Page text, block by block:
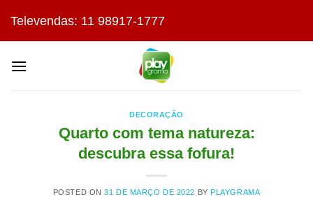
content
Televendas: 11 98917-1777
DECORAÇÃO
Quarto com tema natureza:
descubra essa fofura!
POSTED ON31 DE MARÇO DE 2022 BYPLAYGRAMA